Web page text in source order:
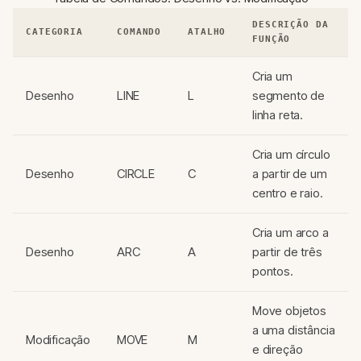
CATEGORIA COMANDO ATALHO
DESCRIÇÃO DA
FUNÇÃO
Desenho LINE L
Cria um
segmento de
linha reta.
Desenho CIRCLE C
Cria um círculo
a partir de um
centro e raio.
Desenho ARC A
Cria um arco a
partir de três
pontos.
Modificação MOVE M
Move objetos
a uma distância
e direção